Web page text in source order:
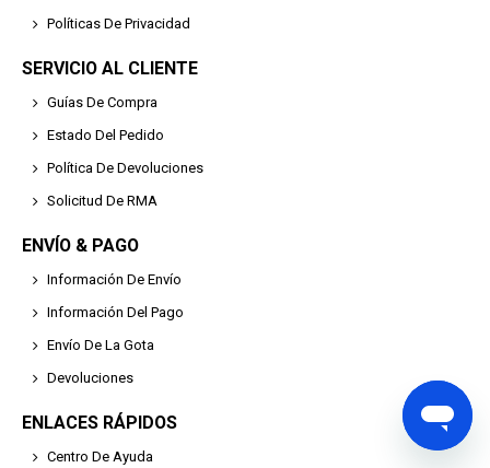
Políticas De Privacidad
SERVICIO AL CLIENTE
Guías De Compra
Estado Del Pedido
Política De Devoluciones
Solicitud De RMA
ENVÍO & PAGO
Información De Envío
Información Del Pago
Envío De La Gota
Devoluciones
ENLACES RÁPIDOS
Centro De Ayuda